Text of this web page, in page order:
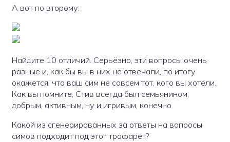
А вот по второму:
Найдите 10 отличий. Серьёзно, эти вопросы очень
разные и, как бы вы в них не отвечали, по итогу
окажется, что ваш сим не совсем тот, кого вы хотели.
Как вы помните, Стив всегда был семьянином,
добрым, активным, ну и игривым, конечно.
Какой из сгенерированных за ответы на вопросы
симов подходит под этот трафарет?